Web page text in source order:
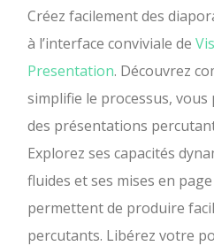
Créez facilement des
à l’interface conviviale de
Presentation. Découvrez
simplifie le processus,
des présentations
Explorez ses capacités
fluides et ses mises en
permettent de produire
percutants. Libérez votre